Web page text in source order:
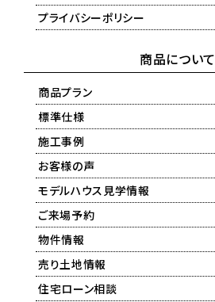
プライバシーポリシー
商品について
商品プラン
標準仕様
施工事例
お客様の声
モデルハウス見学情報
ご来場予約
物件情報
売り土地情報
住宅ローン相談